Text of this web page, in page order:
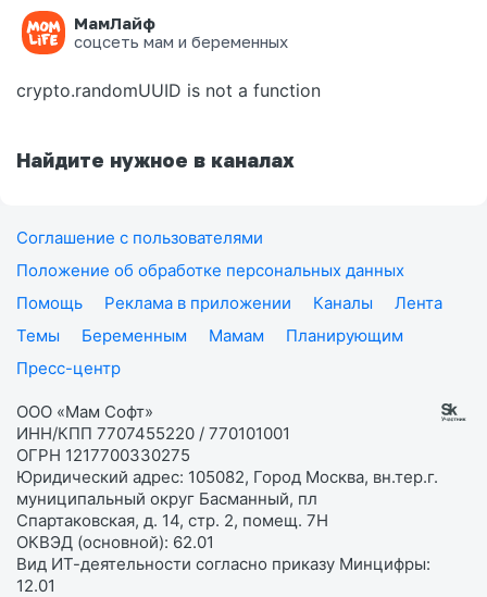
МамЛайф
соцсеть мам и беременных
Ошибка на странице
crypto.randomUUID is not a function
Найдите нужное в каналах
Соглашение с пользователями
Положение об обработке персональных данных
Помощь
Реклама в приложении Каналы
Лента
Темы
Беременным Мамам
Планирующим
Пресс-центр
ООО «Мам Софт»
ИНН/КПП 7707455220 / 770101001
ОГРН 1217700330275
Юридический адрес: 105082, Город Москва, вн.тер.г.
муниципальный округ Басманный, пл
Спартаковская, д. 14, стр. 2, помещ. 7Н
ОКВЭД (основной): 62.01
Вид ИТ-деятельности согласно приказу Минцифры:
12.01